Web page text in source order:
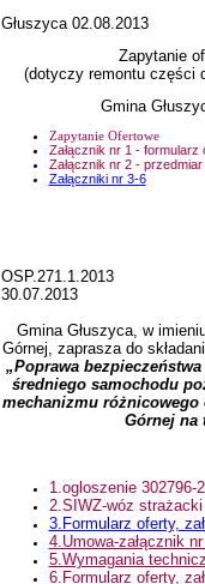
Głuszyca 02.08.2013
Zapytanie
(dotyczy remontu części
Gmina
Zapytanie Ofertowe
Załącznik nr 1 - formularz
Załącznik nr 2 -
Załączniki nr 3-6
OSP.271.1.2013
30.07.2013
Gmina Głuszyca, w
Górnej, zaprasza do
„Poprawa
średniego samochodu
mechanizmu różnicowego
Górnej na
1.ogloszenie 302796-
2.SIWZ-wóz strażacki
3.Formularz oferty,
4.Umowa-załącznik
5.Wymagania
6.Formularz oferty,